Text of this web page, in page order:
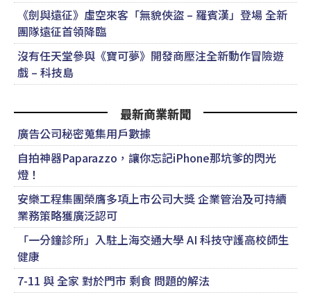
《劍與遠征》虛空來客「無貌俠盜 – 羅賓漢」登場 全新
團隊遠征首領降臨
沒有任天堂參與《寶可夢》開發商壓注全新動作冒險遊
戲 – 科技島
最新商業新聞
廣告公司秘密蒐集用戶數據
自拍神器Paparazzo，讓你忘記iPhone那坑爹的閃光
燈！
安樂工程集團榮膺多項上市公司大獎 企業管治及可持續
業務策略獲廣泛認可
「一分鐘診所」入駐上海交通大學 AI 科技守護高校師生
健康
7-11 與 全家 對於門市 剩食 問題的解法